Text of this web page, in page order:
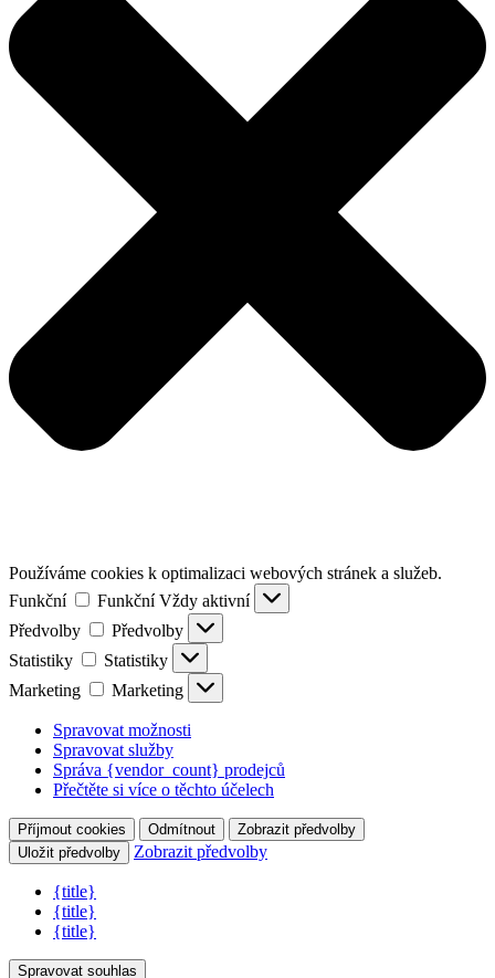
Používáme cookies k optimalizaci webových stránek a služeb.
Funkční
Funkční Vždy aktivní
Předvolby
Předvolby
Statistiky
Statistiky
Marketing
Marketing
Spravovat možnosti
Spravovat služby
Správa {vendor_count} prodejců
Přečtěte si více o těchto účelech
Příjmout cookies Odmítnout
Zobrazit předvolby
Uložit předvolby
Zobrazit předvolby
{title}
{title}
{title}
Spravovat souhlas